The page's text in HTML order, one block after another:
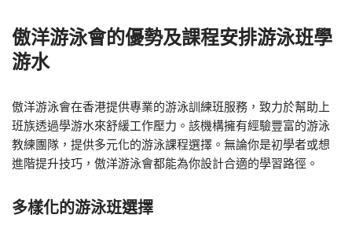
傲洋游泳會的優勢及課程安排游泳班學
游水
傲洋游泳會在香港提供專業的游泳訓練班服務，致力於幫助上
班族透過學游水來舒緩工作壓力。該機構擁有經驗豐富的游泳
教練團隊，提供多元化的游泳課程選擇。無論你是初學者或想
進階提升技巧，傲洋游泳會都能為你設計合適的學習路徑。
多樣化的游泳班選擇